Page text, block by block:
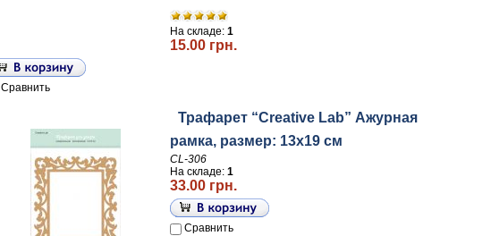
На складе: 1
15.00 грн.
Сравнить
Трафарет “Creative Lab” Ажурная
рамка, размер: 13х19 см
CL-306
На складе: 1
33.00 грн.
Сравнить